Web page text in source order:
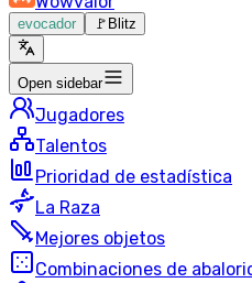
evocador 🚩 Blitz
Open sidebar
Jugadores
Talentos
Prioridad de estadística
La Raza
Mejores objetos
Combinaciones de